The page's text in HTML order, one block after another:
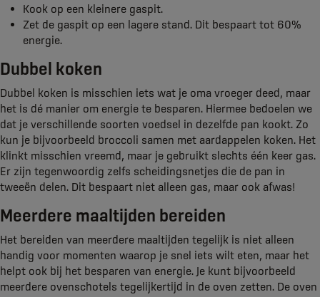
Kook op een kleinere gaspit.
Zet de gaspit op een lagere stand. Dit bespaart tot 60%
energie.
Dubbel koken
Dubbel koken is misschien iets wat je oma vroeger deed, maar
het is dé manier om energie te besparen. Hiermee bedoelen we
dat je verschillende soorten voedsel in dezelfde pan kookt. Zo
kun je bijvoorbeeld broccoli samen met aardappelen koken. Het
klinkt misschien vreemd, maar je gebruikt slechts één keer gas.
Er zijn tegenwoordig zelfs scheidingsnetjes die de pan in
tweeën delen. Dit bespaart niet alleen gas, maar ook afwas!
Meerdere maaltijden bereiden
Het bereiden van meerdere maaltijden tegelijk is niet alleen
handig voor momenten waarop je snel iets wilt eten, maar het
helpt ook bij het besparen van energie. Je kunt bijvoorbeeld
meerdere ovenschotels tegelijkertijd in de oven zetten. De oven